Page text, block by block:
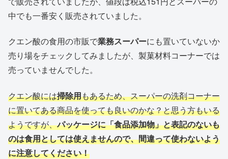
中でも一番安く販売されていました。
クエン酸の食用の市販で業務スーパーにも置いていないか
売り場をチェックしてみましたが、製菓材料コーナーでは
売っていませんでした。
クエン酸には掃除用もあるため、スーパーの洗剤コーナー
に置いてある商品を使っても良いのかな？と思う方もいる
ようですが、パッケージに「食品添加物」と表記のないも
のは食用としては使えませんので、間違って使わないよう
に注意してください！